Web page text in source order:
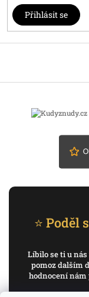
Přihlásit se
⭐ Poděl
Líbilo se ti u nás
pomoz dalším
hodnocení